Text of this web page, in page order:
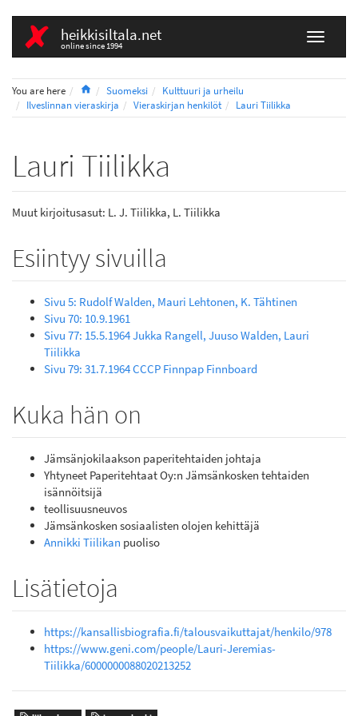
heikkisiltala.net
online since 1994
You are here HomeSuomeksi
Kulttuuri ja urheilu
Ilveslinnan vieraskirja
Vieraskirjan henkilöt Lauri Tiilikka
Lauri Tiilikka
Muut kirjoitusasut: L. J. Tiilikka, L. Tiilikka
Esiintyy sivuilla
Sivu 5: Rudolf Walden, Mauri Lehtonen, K. Tähtinen
Sivu 70: 10.9.1961
Sivu 77: 15.5.1964 Jukka Rangell, Juuso Walden, Lauri
Tiilikka
Sivu 79: 31.7.1964 CCCP Finnpap Finnboard
Kuka hän on
Jämsänjokilaakson paperitehtaiden johtaja
Yhtyneet Paperitehtaat Oy:n Jämsänkosken tehtaiden
isännöitsijä
teollisuusneuvos
Jämsänkosken sosiaalisten olojen kehittäjä
Annikki Tiilikan puoliso
Lisätietoja
https://kansallisbiografia.fi/talousvaikuttajat/henkilo/978
https://www.geni.com/people/Lauri-Jeremias-
Tiilikka/6000000088020213252